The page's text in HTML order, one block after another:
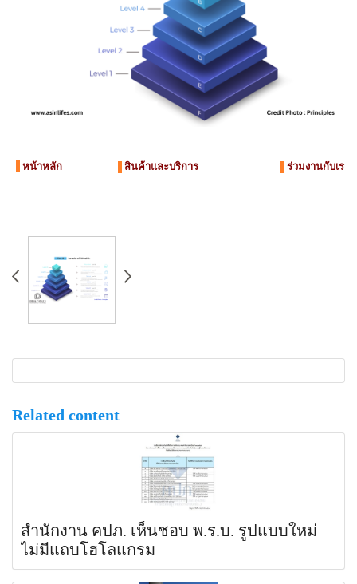
หน้าหลัก สินค้าและบริการ ร่วมงานกับเรา
Related content
สำนักงาน คปภ. เห็นชอบ พ.ร.บ. รูปแบบใหม่
ไม่มีแถบโฮโลแกรม